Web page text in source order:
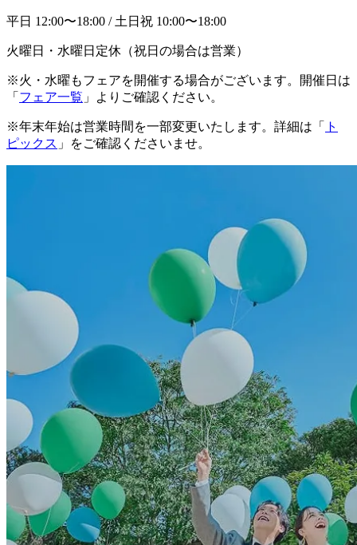
平日 12:00〜18:00 / 土日祝 10:00〜18:00
火曜日・水曜日定休（祝日の場合は営業）
※火・水曜もフェアを開催する場合がございます。開催日は
「 フェア一覧 」よりご確認ください。
※年末年始は営業時間を一部変更いたします。詳細は「
ト
ピックス 」をご確認くださいませ。